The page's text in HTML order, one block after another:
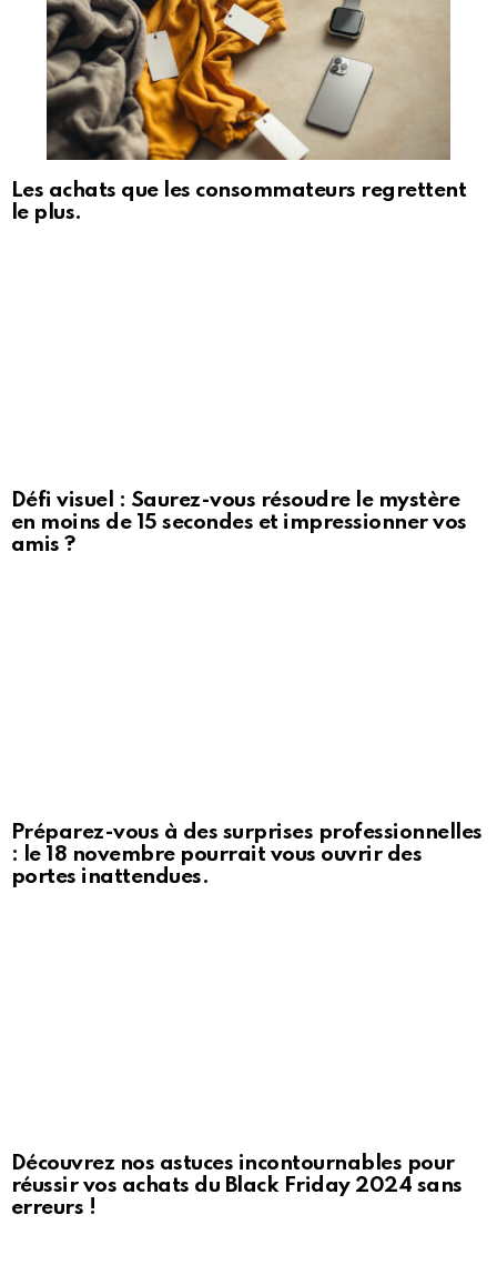
Les achats que les consommateurs regrettent
le plus.
Défi visuel : Saurez-vous résoudre le mystère
en moins de 15 secondes et impressionner vos
amis ?
Préparez-vous à des surprises professionnelles
: le 18 novembre pourrait vous ouvrir des
portes inattendues.
Découvrez nos astuces incontournables pour
réussir vos achats du Black Friday 2024 sans
erreurs !